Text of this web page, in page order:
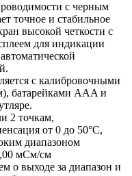
с черным
точное и стабильное
высокой четкости с
для индикации
с калибровочными
батарейками AAA и
2 точкам,
от 0 до 50°C,
диапазоном
мСм/см
о выходе за диапазон и